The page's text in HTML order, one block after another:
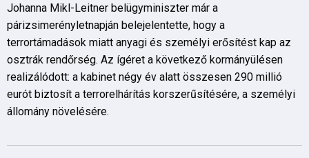
Johanna Mikl-Leitner belügyminiszter már a
párizsimerényletnapján belejelentette, hogy a
terrortámadások miatt anyagi és személyi erősítést kap az
osztrák rendőrség. Az ígéret a következő kormányülésen
realizálódott: a kabinet négy év alatt összesen 290 millió
eurót biztosít a terrorelhárítás korszerűsítésére, a személyi
állomány növelésére.